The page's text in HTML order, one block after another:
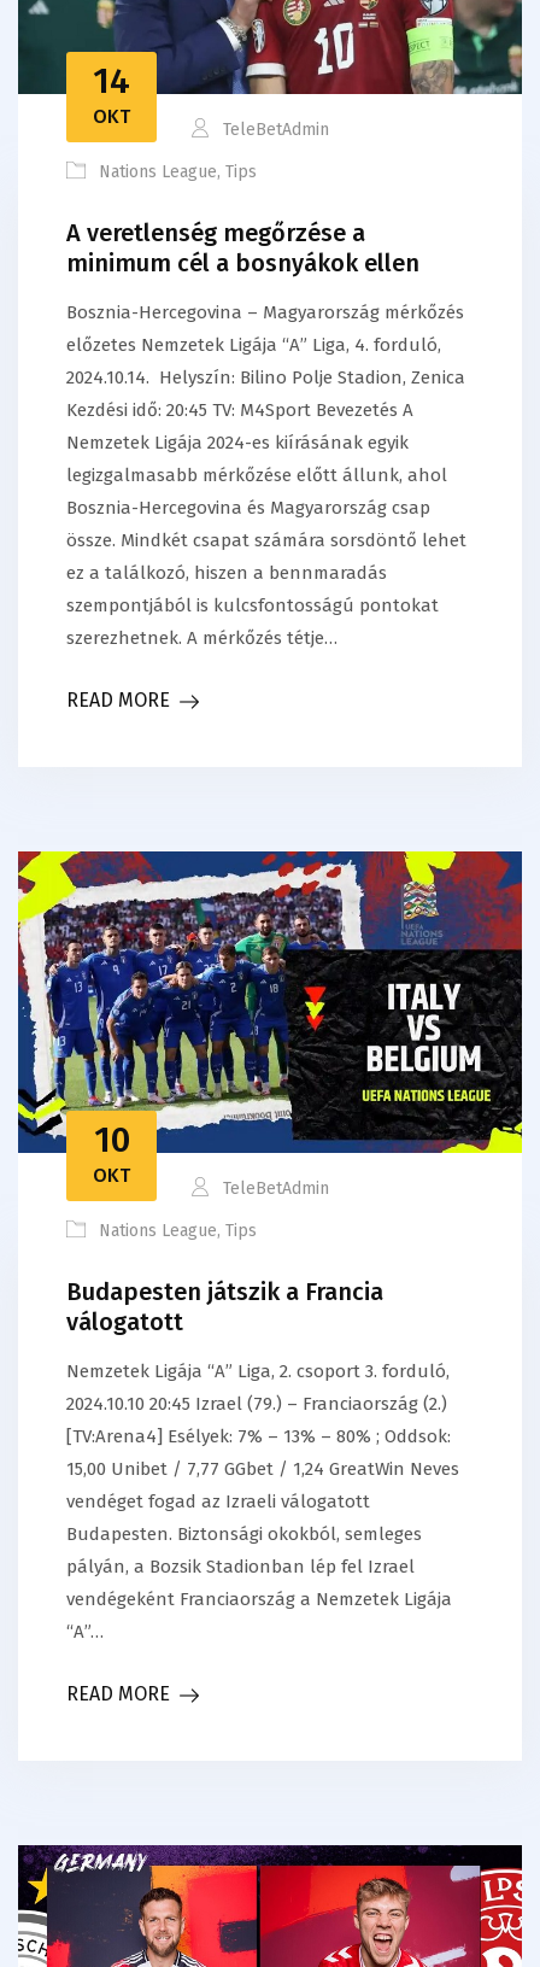
14
OKT
TeleBetAdmin
Nations League, Tips
A veretlenség megőrzése a
minimum cél a bosnyákok ellen
Bosznia-Hercegovina – Magyarország mérkőzés
előzetes Nemzetek Ligája “A” Liga, 4. forduló,
2024.10.14. Helyszín: Bilino Polje Stadion, Zenica
Kezdési idő: 20:45 TV: M4Sport Bevezetés A
Nemzetek Ligája 2024-es kiírásának egyik
legizgalmasabb mérkőzése előtt állunk, ahol
Bosznia-Hercegovina és Magyarország csap
össze. Mindkét csapat számára sorsdöntő lehet
ez a találkozó, hiszen a bennmaradás
szempontjából is kulcsfontosságú pontokat
szerezhetnek. A mérkőzés tétje…
READ MORE
10
OKT
TeleBetAdmin
Nations League, Tips
Budapesten játszik a Francia
válogatott
Nemzetek Ligája “A” Liga, 2. csoport 3. forduló,
2024.10.10 20:45 Izrael (79.) – Franciaország (2.)
[TV:Arena4] Esélyek: 7% – 13% – 80% ; Oddsok:
15,00 Unibet / 7,77 GGbet / 1,24 GreatWin Neves
vendéget fogad az Izraeli válogatott
Budapesten. Biztonsági okokból, semleges
pályán, a Bozsik Stadionban lép fel Izrael
vendégeként Franciaország a Nemzetek Ligája
“A”…
READ MORE